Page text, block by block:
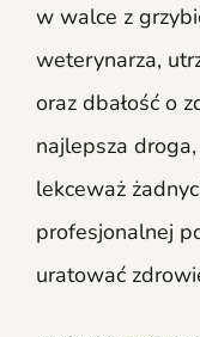
w walce z
weterynarza,
oraz dbałość o
najlepsza
lekceważ
profesjonalnej
uratować